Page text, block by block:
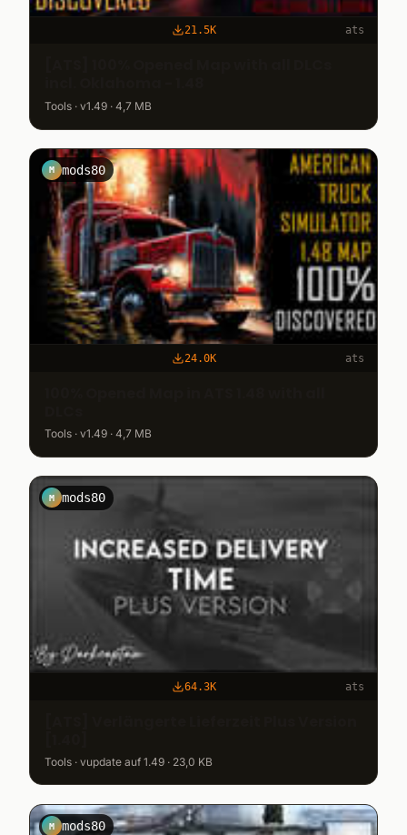
21.5K ats
Tools · v1.49 · 4,7 MB
M mods80
24.0K ats
Tools · v1.49 · 4,7 MB
M mods80
64.3K ats
Tools · vupdate auf 1.49 · 23,0 KB
M mods80